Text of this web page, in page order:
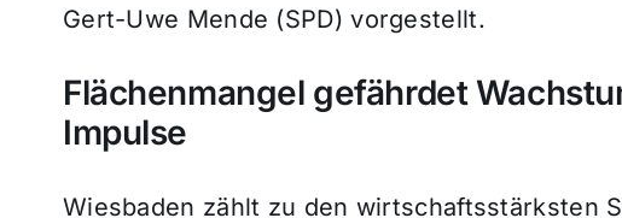
Gert-Uwe Mende (SPD) vorgestellt.
Flächenmangel gefährdet
Impulse
Wiesbaden zählt zu den wirtschaftsstärksten